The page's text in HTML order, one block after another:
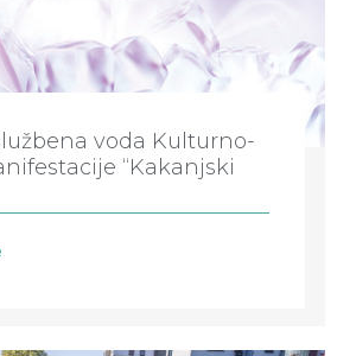
voda Kulturno-
“Kakanjski